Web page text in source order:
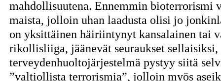
mahdollisuutena. Ennemmin bioterrorismi
maista, jolloin uhan laadusta olisi jo
on yksittäinen häiriintynyt kansalainen tai
rikollisliiga, jäänevät seuraukset
terveydenhuoltojärjestelmä pystyy siitä
”valtiollista terrorismia”, jolloin myös